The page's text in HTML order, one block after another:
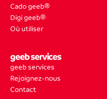
Cado geeb®
Digi geeb®
Où utiliser
geeb services
geeb services
Rejoignez-nous
Contact